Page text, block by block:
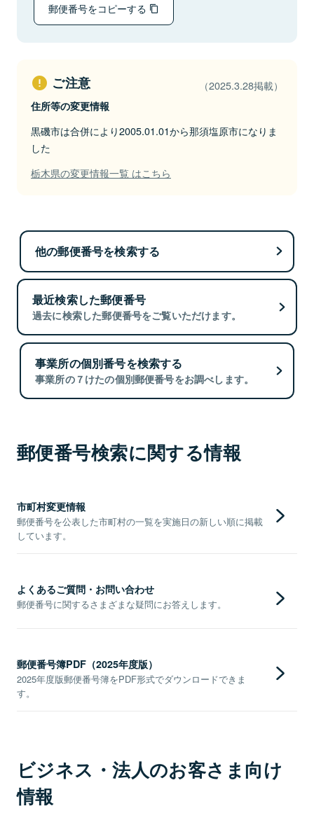
郵便番号をコピーする
ご注意 （2025.3.28掲載）
住所等の変更情報
黒磯市は合併により2005.01.01から那須塩原市になりま
した
栃木県の変更情報一覧 はこちら
他の郵便番号を検索する
最近検索した郵便番号
過去に検索した郵便番号をご覧いただけます。
事業所の個別番号を検索する
事業所の７けたの個別郵便番号をお調べします。
郵便番号検索に関する情報
市町村変更情報
郵便番号を公表した市町村の一覧を実施日の新しい順に掲載
しています。
よくあるご質問・お問い合わせ
郵便番号に関するさまざまな疑問にお答えします。
郵便番号簿PDF（2025年度版）
2025年度版郵便番号簿をPDF形式でダウンロードできま
す。
ビジネス・法人のお客さま向け
情報